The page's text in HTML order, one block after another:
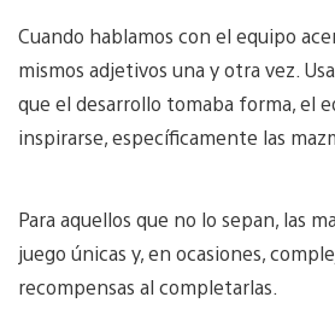
Cuando hablamos con el equipo
mismos adjetivos una y otra vez.
que el desarrollo tomaba forma, el
inspirarse, específicamente las
Para aquellos que no lo sepan, las
juego únicas y, en ocasiones,
recompensas al completarlas.